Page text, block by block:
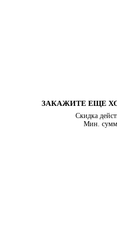
ЗАКАЖИТЕ ЕЩЕ
Скидка
Мин.